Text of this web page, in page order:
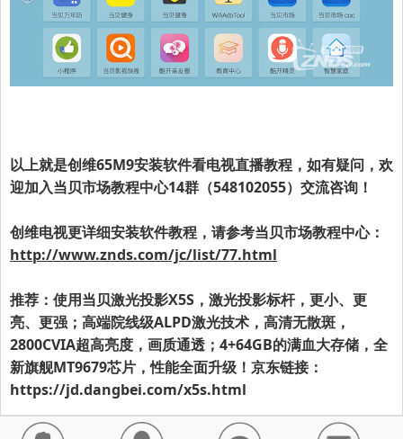
以上就是创维65M9安装软件看电视直播教程，如有疑问，欢
迎加入当贝市场教程中心14群（548102055）交流咨询！
创维电视更详细安装软件教程，请参考当贝市场教程中心：
http://www.znds.com/jc/list/77.html
推荐：使用当贝激光投影X5S，激光投影标杆，更小、更
亮、更强；高端院线级ALPD激光技术，高清无散斑，
2800CVIA超高亮度，画质通透；4+64GB的满血大存储，全
新旗舰MT9679芯片，性能全面升级！京东链接：
https://jd.dangbei.com/x5s.html